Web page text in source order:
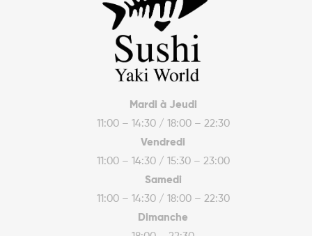
Mardi à Jeudi
11:00 – 14:30 / 18:00 – 22:30
Vendredi
11:00 – 14:30 / 15:30 – 23:00
Samedi
11:00 – 14:30 / 18:00 – 22:30
Dimanche